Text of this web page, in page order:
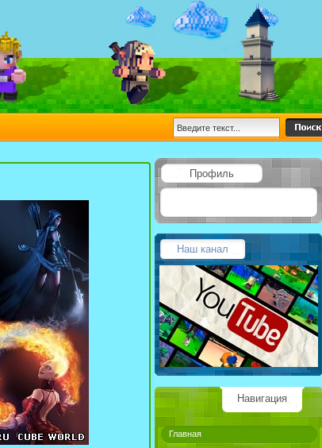
Профиль
Наш канал
Навигация
Главная